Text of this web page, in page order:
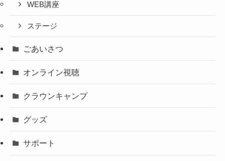
WEB講座
ステージ
ごあいさつ
オンライン視聴
クラウンキャンプ
グッズ
サポート